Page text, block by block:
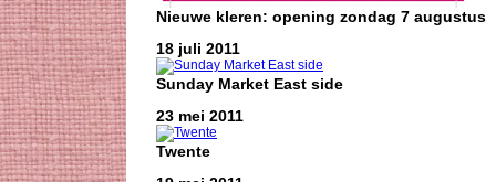
Nieuwe kleren: opening zondag 7 augustus
18 juli 2011
Sunday Market East side
23 mei 2011
Twente